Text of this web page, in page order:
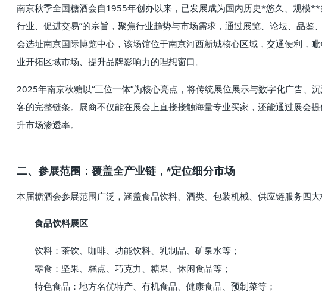
南京秋季全国糖酒会自1955年创办以来，已发展成为国内历史*悠久、规模
行业、促进交易”的宗旨，聚焦行业趋势与市场需求，通过展览、论坛、品
会选址南京国际博览中心，该场馆位于南京河西新城核心区域，交通便利，
业开拓区域市场、提升品牌影响力的理想窗口。
2025年南京秋糖以“三位一体”为核心亮点，将传统展位展示与数字化广告、
客的完整链条。展商不仅能在展会上直接接触海量专业买家，还能通过展会
升市场渗透率。
二、参展范围：覆盖全产业链，*定位细分市场
本届糖酒会参展范围广泛，涵盖食品饮料、酒类、包装机械、供应链服务四大
食品饮料展区
饮料：茶饮、咖啡、功能饮料、乳制品、矿泉水等；
零食：坚果、糕点、巧克力、糖果、休闲食品等；
特色食品：地方名优特产、有机食品、健康食品、预制菜等；